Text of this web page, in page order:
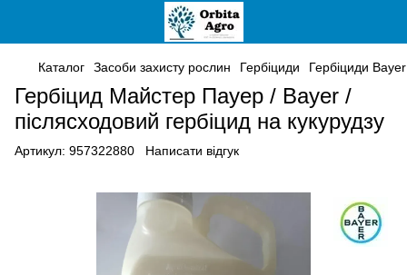
Каталог Засоби захисту рослин Гербіциди Гербіциди Bayer
Гербіцид Майстер Пауер / Bayer /
післясходовий гербіцид на кукурудзу
Артикул: 957322880 Написати відгук